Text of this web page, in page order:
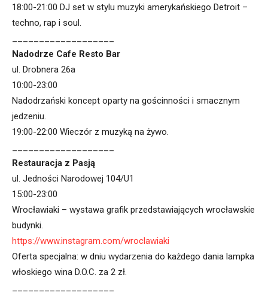
18:00-21:00 DJ set w stylu muzyki amerykańskiego Detroit –
techno, rap i soul.
Nadodrze Cafe Resto Bar
ul. Drobnera 26a
10:00-23:00
Nadodrzański koncept oparty na gościnności i smacznym
jedzeniu.
19:00-22:00 Wieczór z muzyką na żywo.
Restauracja z Pasją
ul. Jedności Narodowej 104/U1
15:00-23:00
Wrocławiaki – wystawa grafik przedstawiających wrocławskie
budynki.
https://www.instagram.com/wroclawiaki
Oferta specjalna: w dniu wydarzenia do każdego dania lampka
włoskiego wina D.O.C. za 2 zł.